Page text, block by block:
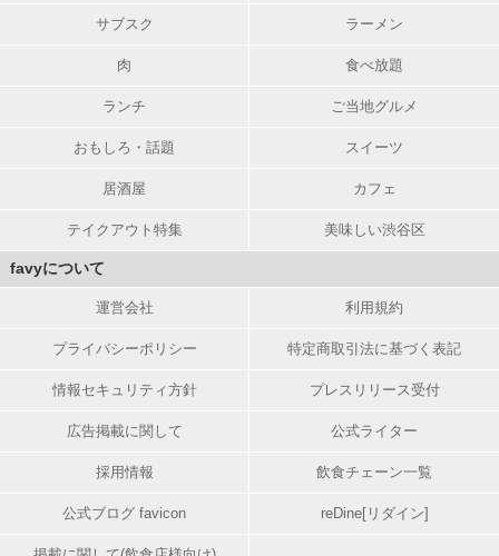
サブスク ラーメン
肉 食べ放題
ランチ ご当地グルメ
おもしろ・話題 スイーツ
居酒屋 カフェ
テイクアウト特集 美味しい渋谷区
favyについて
運営会社 利用規約
プライバシーポリシー 特定商取引法に基づく表記
情報セキュリティ方針 プレスリリース受付
広告掲載に関して 公式ライター
採用情報 飲食チェーン一覧
公式ブログ favicon reDine[リダイン]